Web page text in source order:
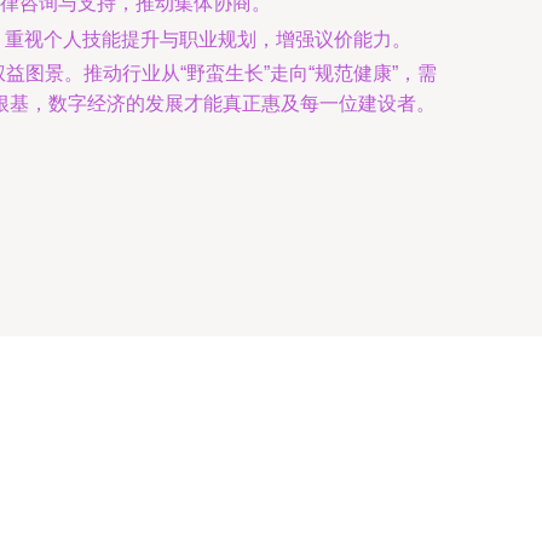
视个人技能提升与职业规划，增强议价能力。
图景。推动行业从“野蛮生长”走向“规范健康”，需
，数字经济的发展才能真正惠及每一位建设者。